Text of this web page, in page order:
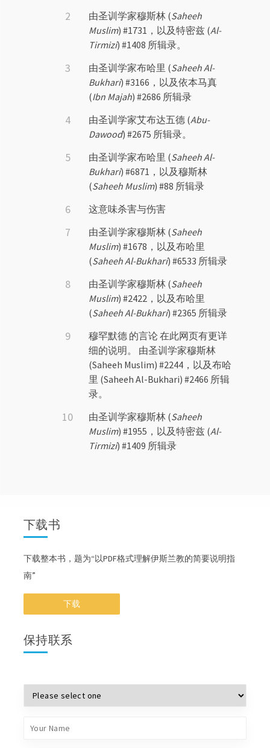
由圣训学家穆斯林 (Saheeh
Muslim) #1731，以及特密兹 (Al-
Tirmizi) #1408 所辑录。
由圣训学家布哈里 (Saheeh Al-
Bukhari) #3166，以及依本马真
(Ibn Majah) #2686 所辑录
由圣训学家艾布达五德 (Abu-
Dawood) #2675 所辑录。
由圣训学家布哈里 (Saheeh Al-
Bukhari) #6871，以及穆斯林
(Saheeh Muslim) #88 所辑录
这意味杀害与伤害
由圣训学家穆斯林 (Saheeh
Muslim) #1678，以及布哈里
(Saheeh Al-Bukhari) #6533 所辑录
由圣训学家穆斯林 (Saheeh
Muslim) #2422，以及布哈里
(Saheeh Al-Bukhari) #2365 所辑录
穆罕默德 的言论 在此网页有更详
细的说明。 由圣训学家穆斯林
(Saheeh Muslim) #2244，以及布哈
里 (Saheeh Al-Bukhari) #2466 所辑
录。
由圣训学家穆斯林 (Saheeh
Muslim) #1955，以及特密兹 (Al-
Tirmizi) #1409 所辑录
下载书
下载整本书，题为“以PDF格式理解伊斯兰教的简要说明指
南”
下载
保持联系